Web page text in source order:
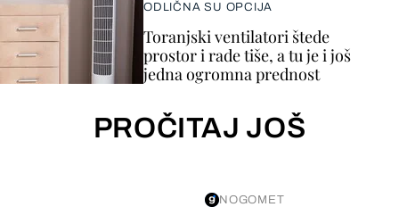
ODLIČNA SU OPCIJA
Toranjski ventilatori štede
prostor i rade tiše, a tu je i još
jedna ogromna prednost
PROČITAJ JOŠ
NOGOMET